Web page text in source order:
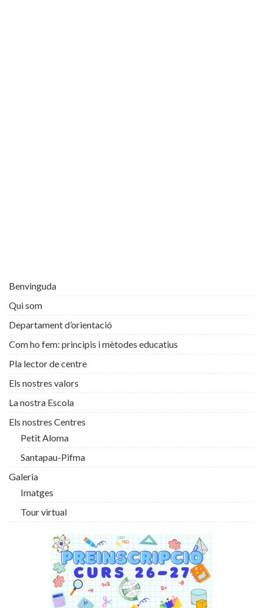
Benvinguda
Qui som
Departament d’orientació
Com ho fem: principis i mètodes educatius
Pla lector de centre
Els nostres valors
La nostra Escola
Els nostres Centres
Petit Aloma
Santapau-Pifma
Galeria
Imatges
Tour virtual